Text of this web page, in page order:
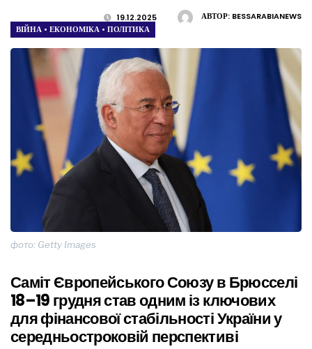
АВТОР: BESSARABIANEWS
19.12.2025
ВІЙНА • ЕКОНОМІКА • ПОЛІТИКА
фото: Getty Images
Саміт Європейського Союзу в Брюсселі
18–19 грудня став одним із ключових
для фінансової стабільності України у
середньостроковій перспективі